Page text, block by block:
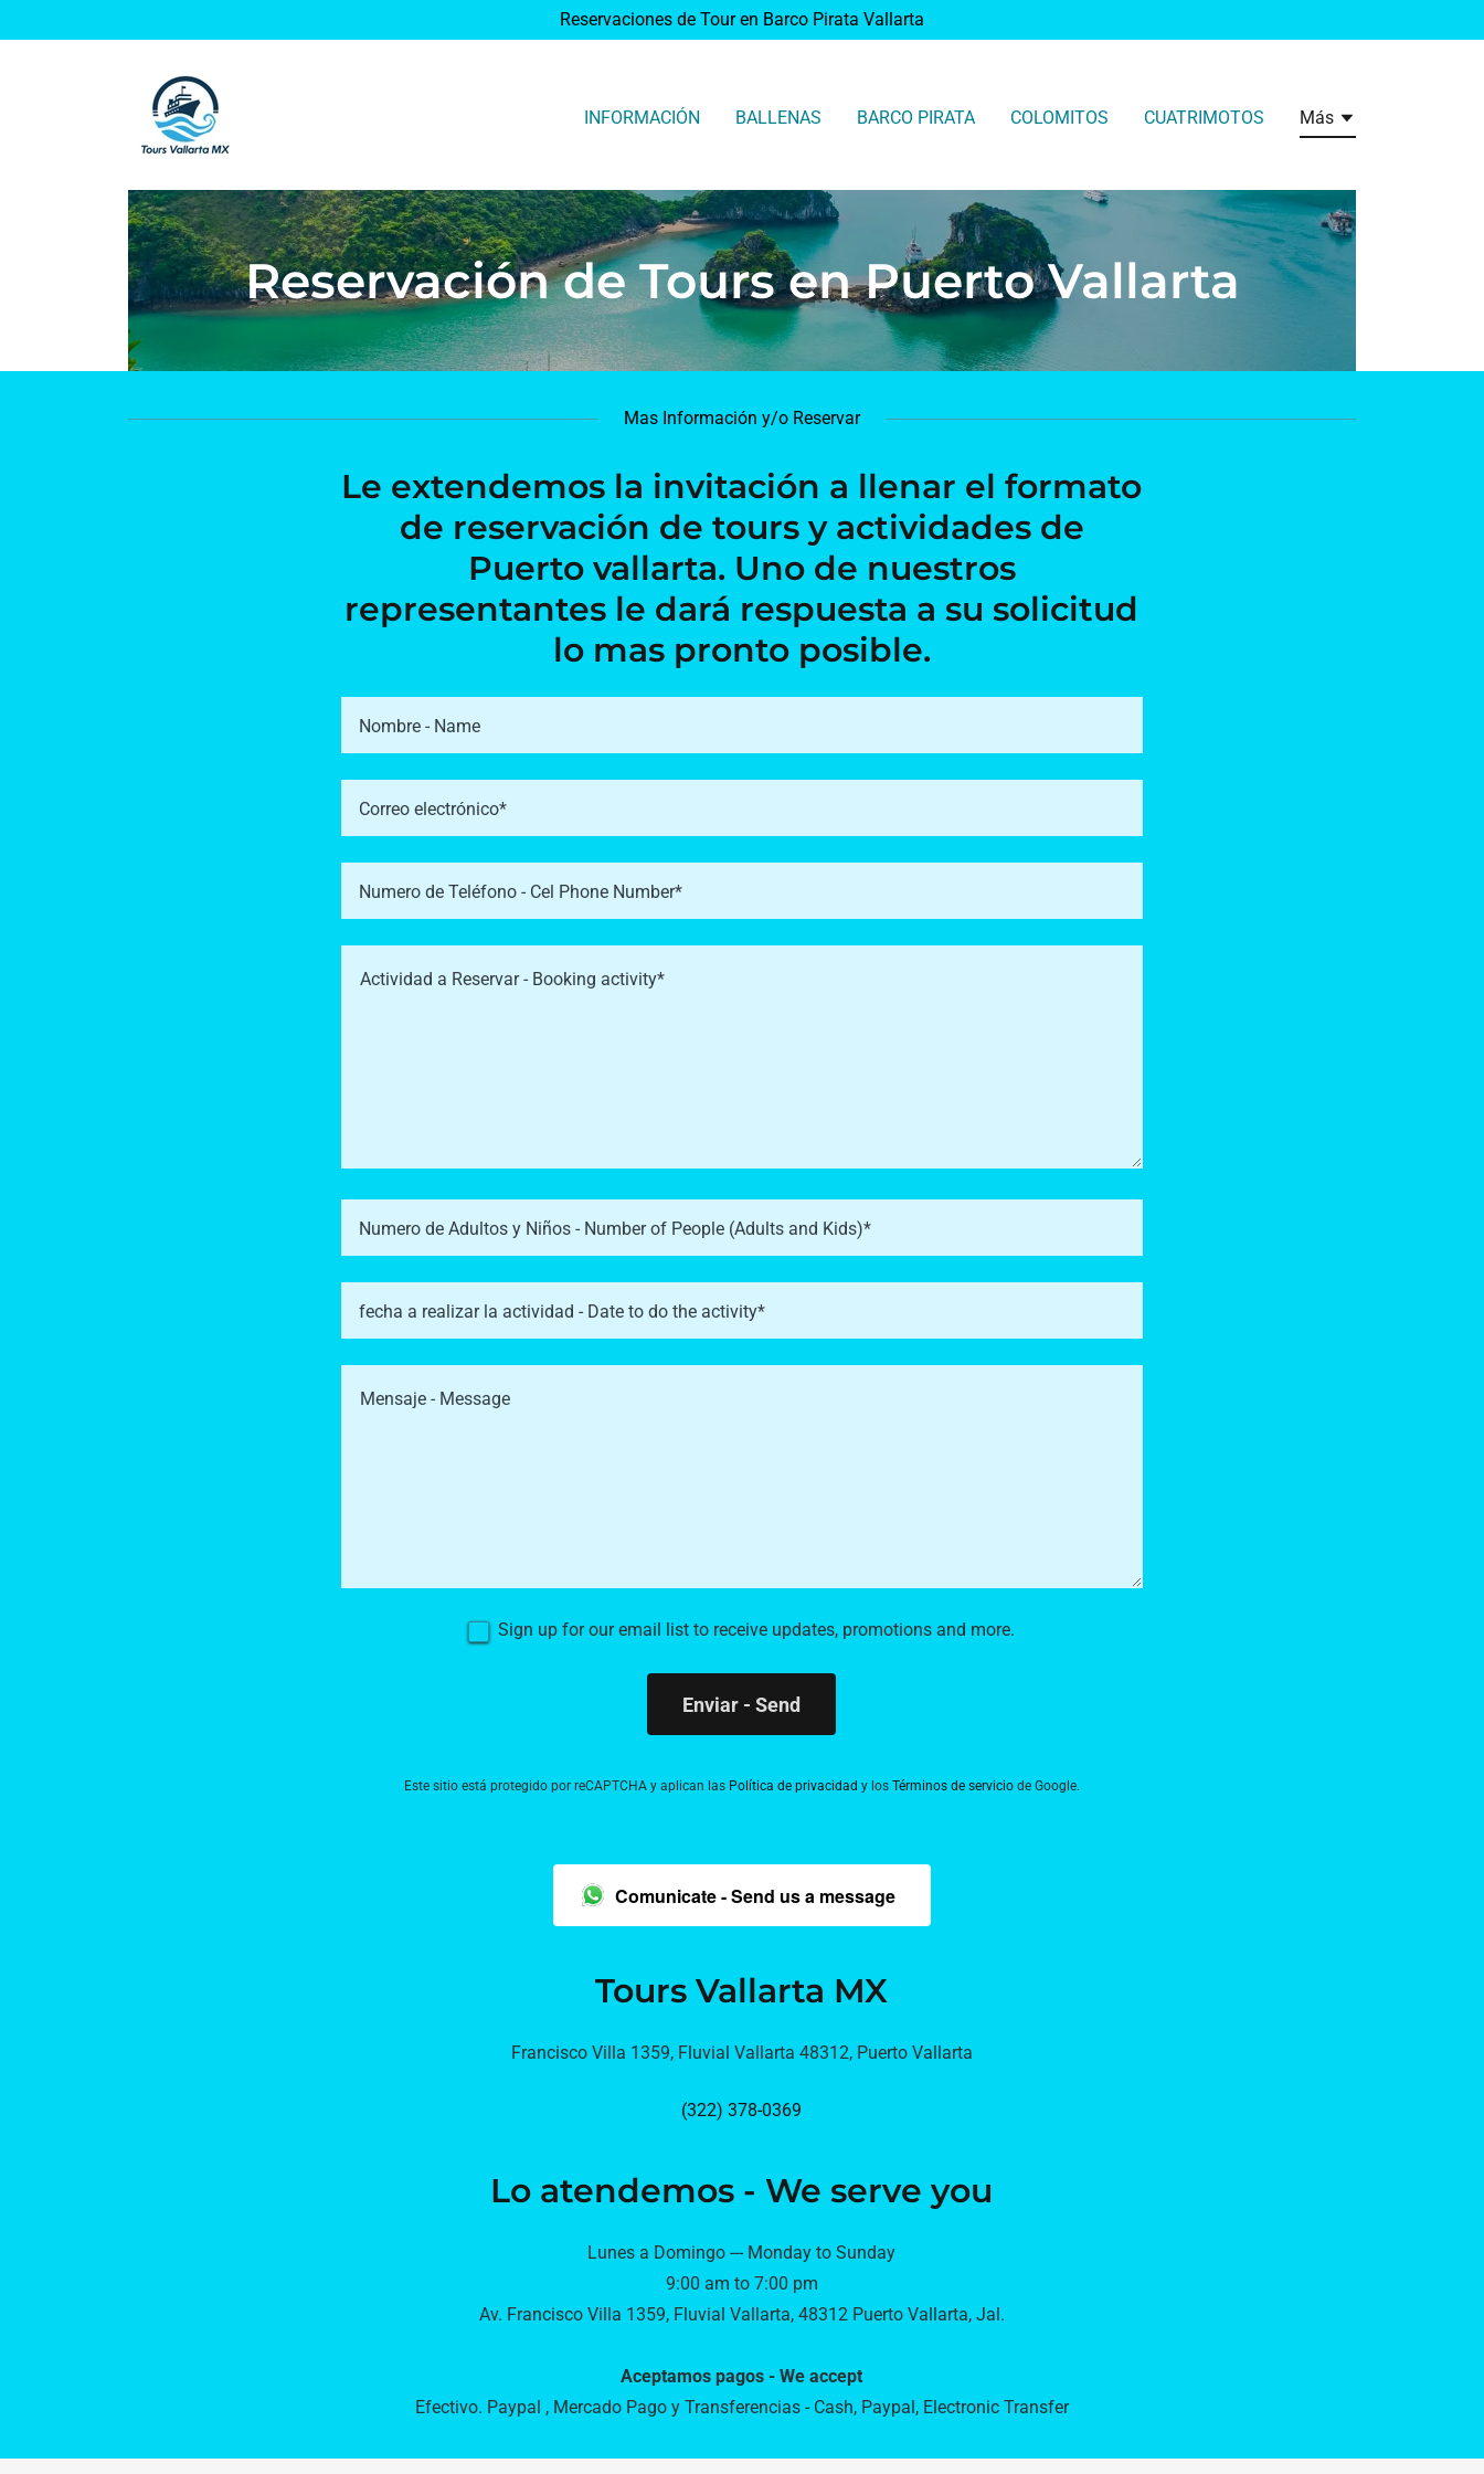
Reservaciones de Tour en Barco Pirata Vallarta
INFORMACIÓN BALLENAS BARCO PIRATA COLOMITOS CUATRIMOTOS Más
Reservación de Tours en Puerto Vallarta
Mas Información y/o Reservar
Le extendemos la invitación a llenar el formato
de reservación de tours y actividades de
Puerto vallarta. Uno de nuestros
representantes le dará respuesta a su solicitud
lo mas pronto posible.
Nombre - Name
Correo electrónico*
Numero de Teléfono - Cel Phone Number*
Numero de Adultos y Niños - Number of People (Adults and Kids)*
fecha a realizar la actividad - Date to do the activity*
Sign up for our email list to receive updates, promotions and more.
Enviar - Send
Este sitio está protegido por reCAPTCHA y aplican las Política de privacidad y los Términos de serviciode Google.
Comunicate - Send us a message
Tours Vallarta MX
Francisco Villa 1359, Fluvial Vallarta 48312, Puerto Vallarta
(322) 378-0369
Lo atendemos - We serve you
Lunes a Domingo --- Monday to Sunday
9:00 am to 7:00 pm
Av. Francisco Villa 1359, Fluvial Vallarta, 48312 Puerto Vallarta, Jal.
Aceptamos pagos - We accept
Efectivo. Paypal , Mercado Pago y Transferencias - Cash, Paypal, Electronic Transfer